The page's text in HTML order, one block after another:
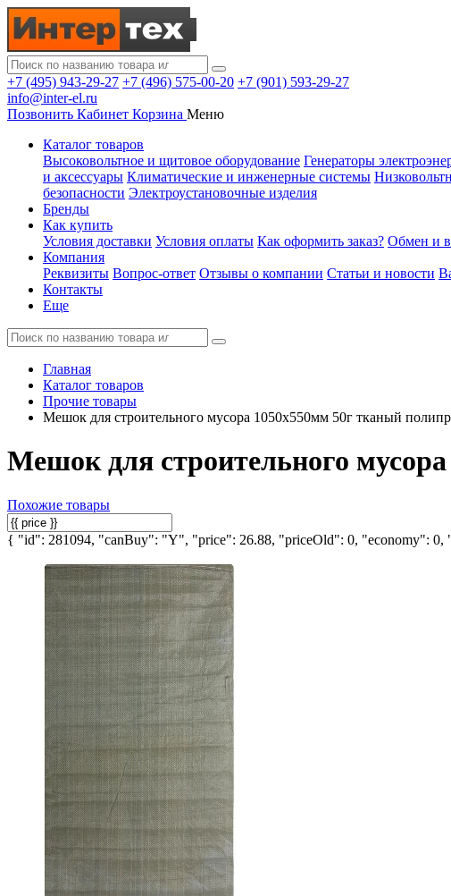
+7 (495) 943-29-27 +7 (496) 575-00-20 +7 (901) 593-29-27
info@inter-el.ru
Позвонить Кабинет Корзина Меню
Каталог товаров
Высоковольтное и щитовое оборудование Генераторы
и аксессуары Климатические и инженерные системы
безопасности Электроустановочные изделия
Бренды
Как купить
Условия доставки Условия оплаты Как оформить заказ? Обмен и
Компания
Реквизиты Вопрос-ответ Отзывы о компании Статьи и новости
Контакты
Еще
Главная
Каталог товаров
Прочие товары
Мешок для строительного мусора 1050х550мм 50г тканый
Мешок для строительного
Похожие товары
{ "id": 281094, "canBuy": "Y", "price": 26.88, "priceOld": 0, "economy":